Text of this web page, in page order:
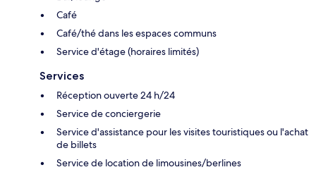
Café
Café/thé dans les espaces communs
Service d'étage (horaires limités)
Services
Réception ouverte 24 h/24
Service de conciergerie
Service d'assistance pour les visites touristiques ou l'achat
de billets
Service de location de limousines/berlines